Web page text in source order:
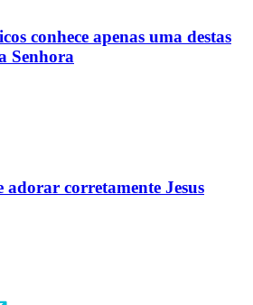
conhece apenas uma destas
Senhora
adorar corretamente Jesus